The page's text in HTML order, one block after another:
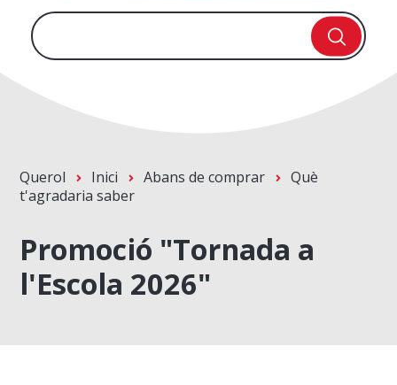
Querol Inici Abans de comprar
Què
t'agradaria saber
Promoció "Tornada a
l'Escola 2026"